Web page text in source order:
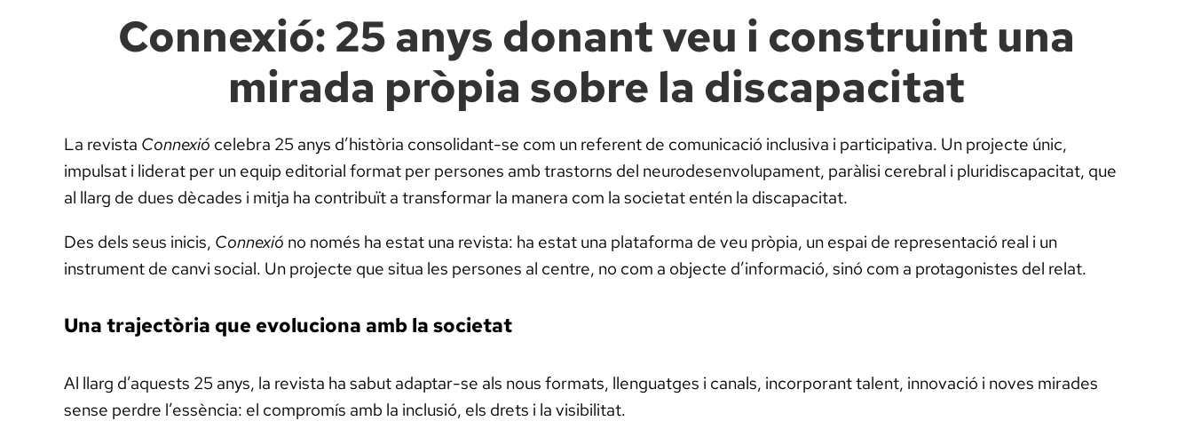
Connexió: 25 anys donant veu i construint una
mirada pròpia sobre la discapacitat
La revista Connexió celebra 25 anys d’història consolidant-se com un referent de comunicació inclusiva i participativa. Un projecte únic,
impulsat i liderat per un equip editorial format per persones amb trastorns del neurodesenvolupament, paràlisi cerebral i pluridiscapacitat, que
al llarg de dues dècades i mitja ha contribuït a transformar la manera com la societat entén la discapacitat.
Des dels seus inicis, Connexió no només ha estat una revista: ha estat una plataforma de veu pròpia, un espai de representació real i un
instrument de canvi social. Un projecte que situa les persones al centre, no com a objecte d’informació, sinó com a protagonistes del relat.
Una trajectòria que evoluciona amb la societat
Al llarg d’aquests 25 anys, la revista ha sabut adaptar-se als nous formats, llenguatges i canals, incorporant talent, innovació i noves mirades
sense perdre l’essència: el compromís amb la inclusió, els drets i la visibilitat.